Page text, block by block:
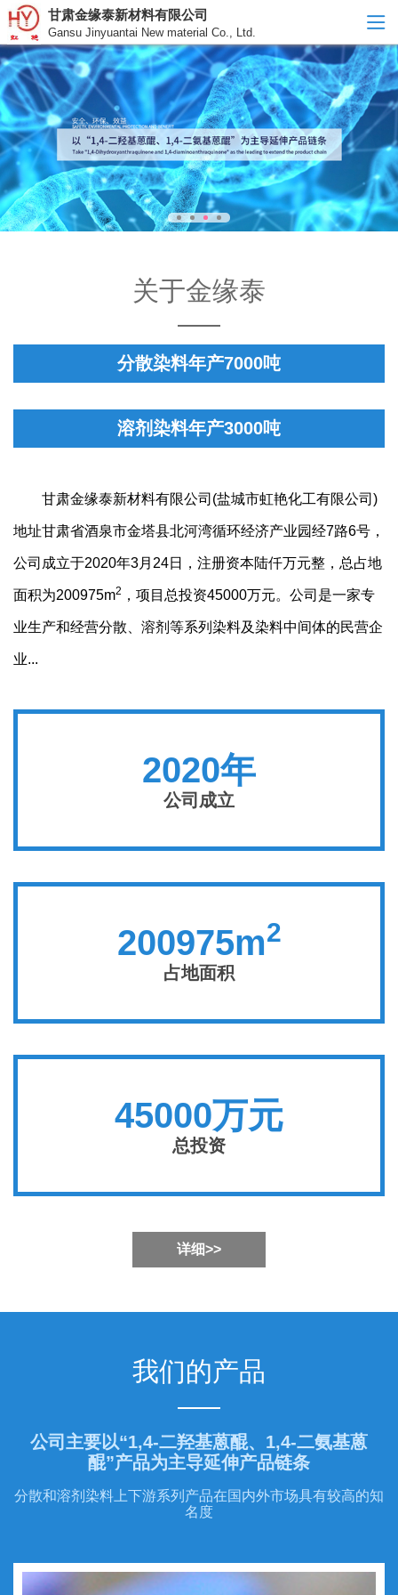
甘肃金缘泰新材料有限公司
Gansu Jinyuantai New material Co., Ltd.
关于金缘泰
分散染料年产7000吨
溶剂染料年产3000吨
甘肃金缘泰新材料有限公司(盐城市虹艳化工有限公司)
地址甘肃省酒泉市金塔县北河湾循环经济产业园经7路6号，
公司成立于2020年3月24日，注册资本陆仟万元整，总占地
面积为200975m2 ，项目总投资45000万元。公司是一家专
业生产和经营分散、溶剂等系列染料及染料中间体的民营企
业...
2020年
公司成立
200975m2
占地面积
45000万元
总投资
详细>>
我们的产品
公司主要以“1,4-二羟基蒽醌、1,4-二氨基蒽
醌”产品为主导延伸产品链条
分散和溶剂染料上下游系列产品在国内外市场具有较高的知
名度